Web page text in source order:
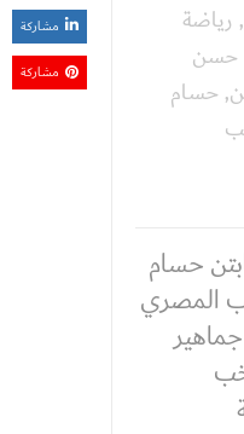
, رياضة
حسن
, حسام
حسام
المصري
مشاركة
مشاركة